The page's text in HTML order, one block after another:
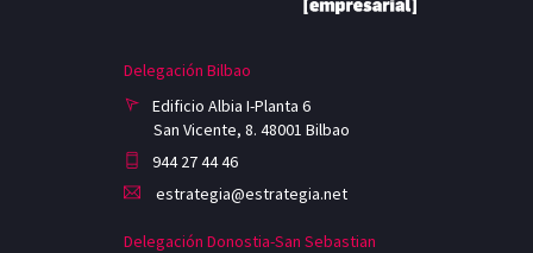
Delegación Bilbao
Edificio Albia I-Planta 6
San Vicente, 8. 48001 Bilbao
944 27 44 46
estrategia@estrategia.net
Delegación Donostia-San Sebastian